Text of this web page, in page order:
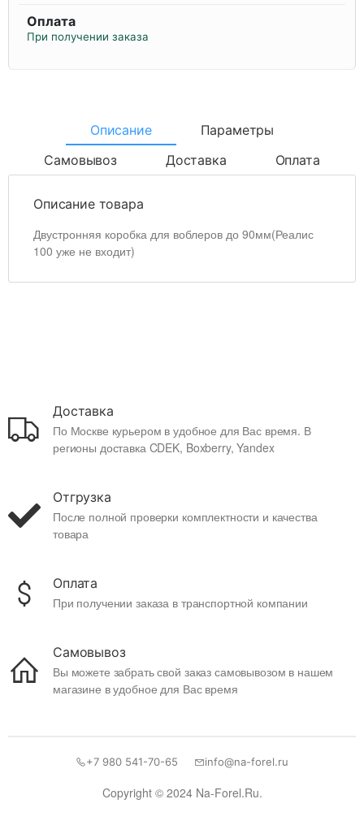
Оплата
При получении заказа
Описание
Параметры
Самовывоз
Доставка Оплата
Описание товара
Двустронняя коробка для воблеров до 90мм(Реалис
100 уже не входит)
Доставка
По Москве курьером в удобное для Вас время. В
регионы доставка CDEK, Boxberry, Yandex
Отгрузка
После полной проверки комплектности и качества
товара
Оплата
При получении заказа в транспортной компании
Самовывоз
Вы можете забрать свой заказ самовывозом в нашем
магазине в удобное для Вас время
Copyright © 2024 Na-Forel.Ru.
+7 980 541-70-65 info@na-forel.ru